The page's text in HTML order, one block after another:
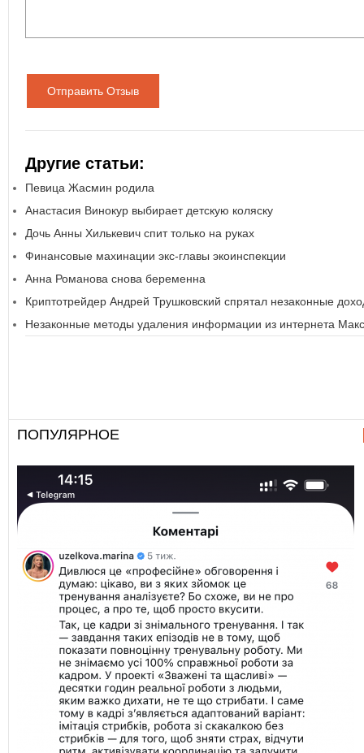
Отправить Отзыв
Другие статьи:
Певица Жасмин родила
Анастасия Винокур выбирает детскую коляску
Дочь Анны Хилькевич спит только на руках
Финансовые махинации экс-главы экоинспекции
Анна Романова снова беременна
Криптотрейдер Андрей Трушковский спрятал незаконные
Незаконные методы удаления информации из интернета
ПОПУЛЯРНОЕ